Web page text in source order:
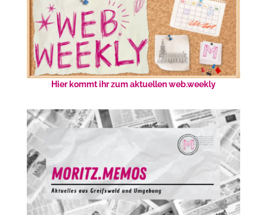
Hier kommt ihr zum aktuellen web.weekly